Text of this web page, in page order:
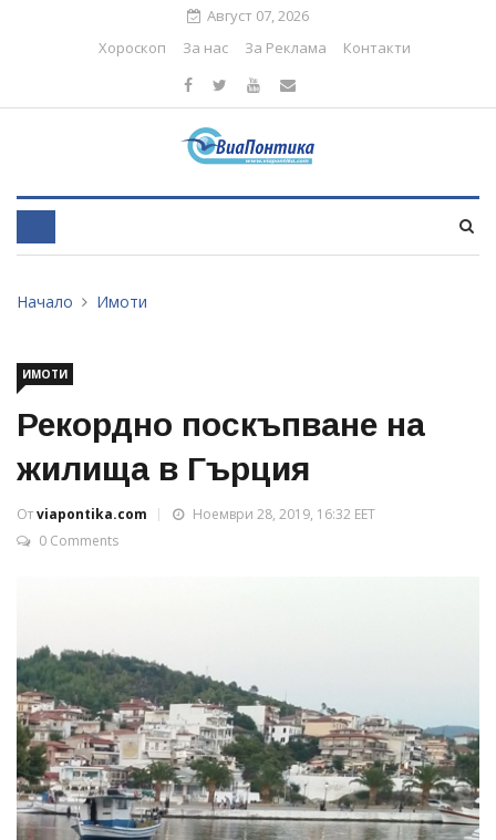
Август 07, 2026
Хороскоп
За нас За Реклама Контакти
Начало Имоти
ИМОТИ
Рекордно поскъпване на
жилища в Гърция
Отviapontika.com
Ноември 28, 2019, 16:32 EET
0 Comments